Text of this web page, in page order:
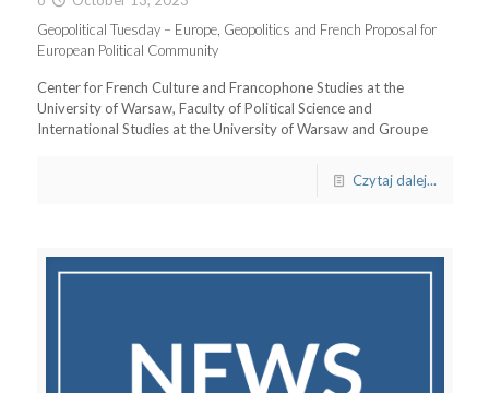
Geopolitical Tuesday – Europe, Geopolitics and French Proposal for
European Political Community
Center for French Culture and Francophone Studies at the
University of Warsaw, Faculty of Political Science and
International Studies at the University of Warsaw and Groupe
Czytaj dalej...